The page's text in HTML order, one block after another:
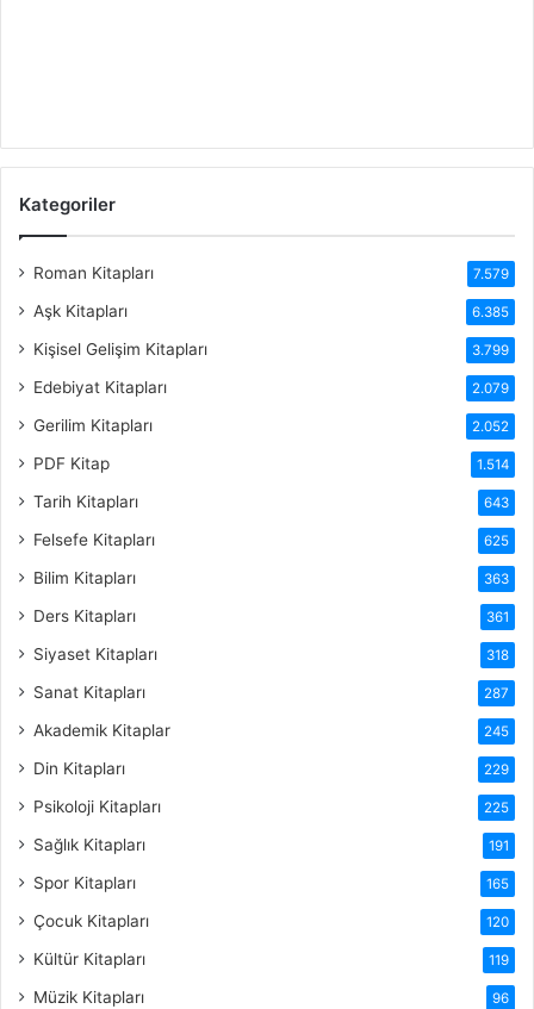
Kategoriler
Roman Kitapları 7.579
Aşk Kitapları 6.385
Kişisel Gelişim Kitapları 3.799
Edebiyat Kitapları 2.079
Gerilim Kitapları 2.052
PDF Kitap 1.514
Tarih Kitapları 643
Felsefe Kitapları 625
Bilim Kitapları 363
Ders Kitapları 361
Siyaset Kitapları 318
Sanat Kitapları 287
Akademik Kitaplar 245
Din Kitapları 229
Psikoloji Kitapları 225
Sağlık Kitapları 191
Spor Kitapları 165
Çocuk Kitapları 120
Kültür Kitapları 119
Müzik Kitapları 96